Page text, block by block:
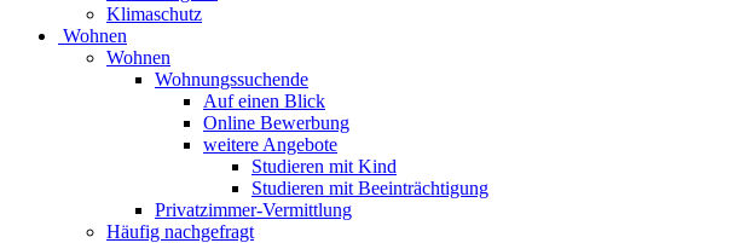
Klimaschutz
Wohnen
Wohnen
Wohnungssuchende
Auf einen Blick
Online Bewerbung
weitere Angebote
Studieren mit Kind
Studieren mit Beeinträchtigung
Privatzimmer-Vermittlung
Häufig nachgefragt